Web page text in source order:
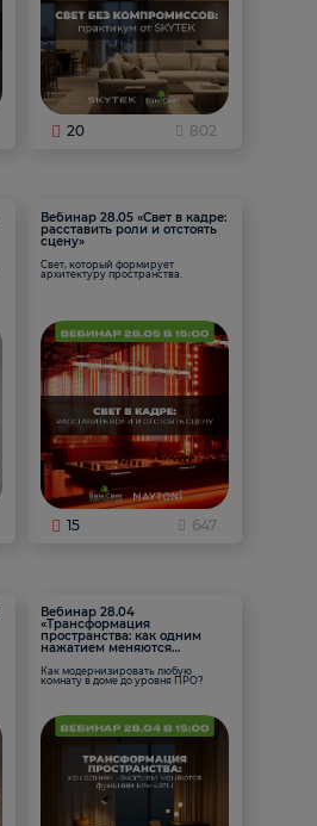
20 802
Вебинар 28.05 «Свет в кадре:
расставить роли и отстоять
сцену»
Свет, который формирует
архитектуру пространства.
15 647
Вебинар 28.04
«Трансформация
пространства: как одним
нажатием меняются
Как модернизировать любую
комнату в доме до уровня ПРО?